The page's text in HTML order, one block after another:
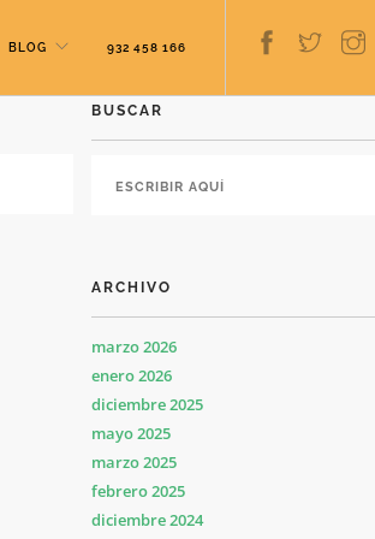
BLOG 932 458 166
BUSCAR
ARCHIVO
marzo 2026
enero 2026
diciembre 2025
mayo 2025
marzo 2025
febrero 2025
diciembre 2024